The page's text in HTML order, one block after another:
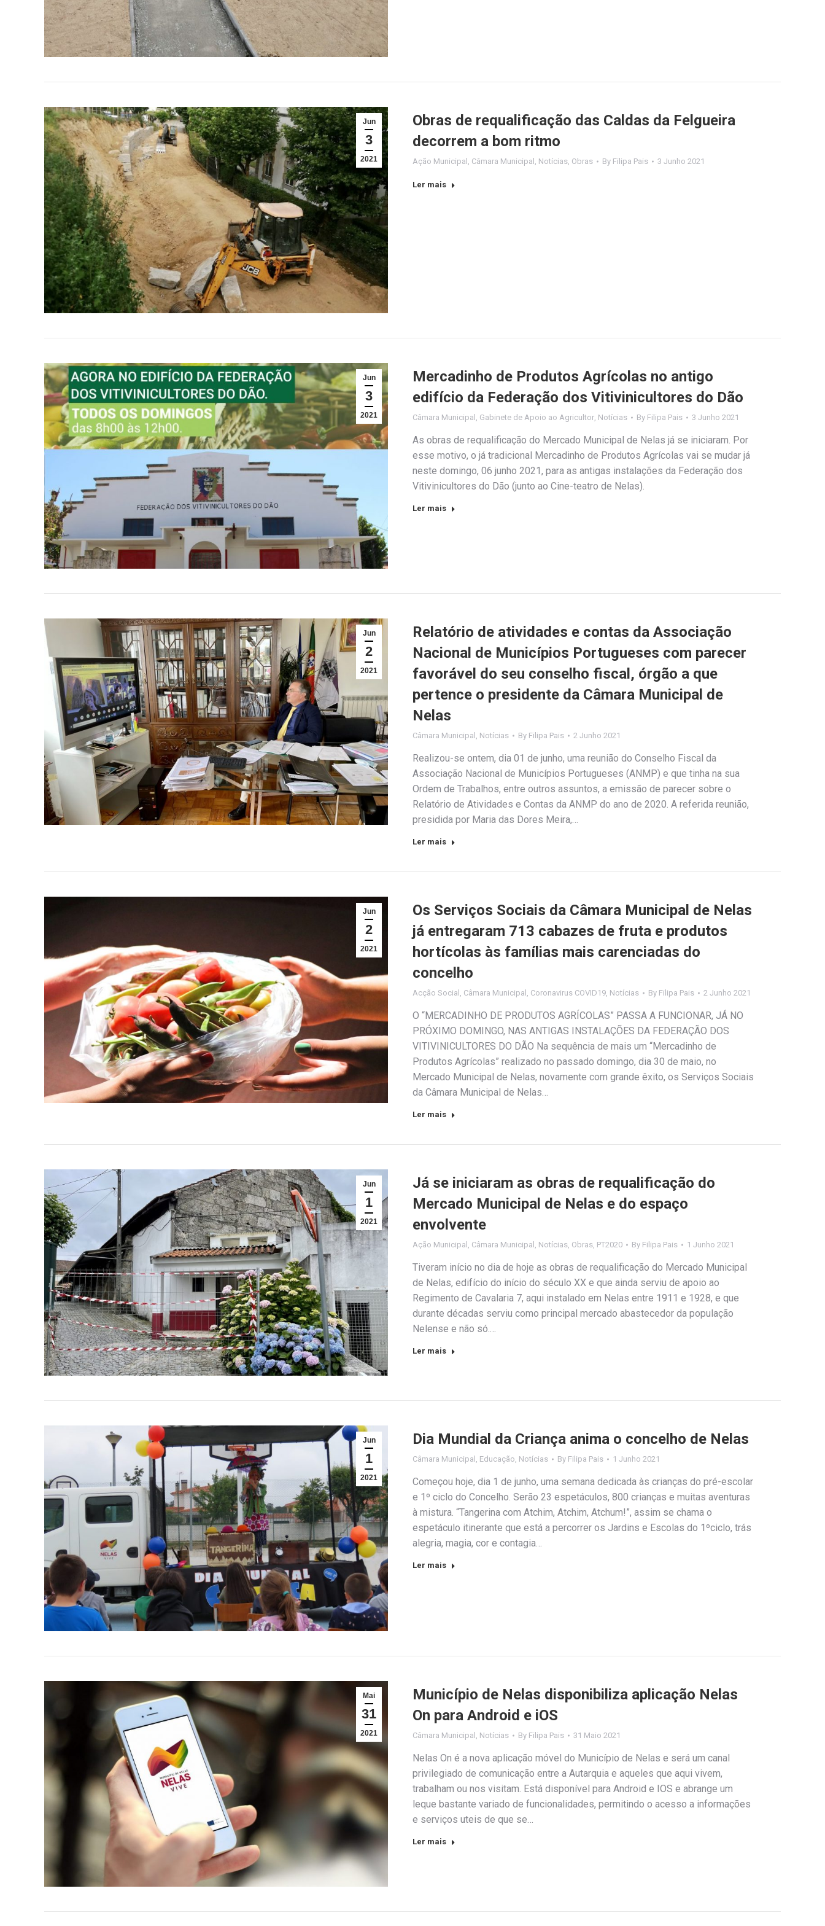
Jun
3
2021
Obras de requalificação das Caldas da Felgueira
decorrem a bom ritmo
Ação Municipal , Câmara Municipal , Notícias, Obras By Filipa Pais 3 Junho 2021
Ler mais
Jun
3
2021
Mercadinho de Produtos Agrícolas no antigo
edifício da Federação dos Vitivinicultores do Dão
Câmara Municipal Gabinete de Apoio ao Agricultor Notícias By Filipa Pais 3 Junho 2021
As obras de requalificação do Mercado Municipal de Nelas já se iniciaram. Por
esse motivo, o já tradicional Mercadinho de Produtos Agrícolas vai se mudar já
neste domingo, 06 junho 2021, para as antigas instalações da Federação dos
Vitivinicultores do Dão (junto ao Cine-teatro de Nelas).
Ler mais
Jun
2
2021
Relatório de atividades e contas da Associação
Nacional de Municípios Portugueses com parecer
favorável do seu conselho fiscal, órgão a que
pertence o presidente da Câmara Municipal de
Nelas
Câmara Municipal , Notícias By Filipa Pais 2 Junho 2021
Realizou-se ontem, dia 01 de junho, uma reunião do Conselho Fiscal da
Associação Nacional de Municípios Portugueses (ANMP) e que tinha na sua
Ordem de Trabalhos, entre outros assuntos, a emissão de parecer sobre o
Relatório de Atividades e Contas da ANMP do ano de 2020. A referida reunião,
presidida por Maria das Dores Meira,…
Ler mais
Jun
2
2021
Os Serviços Sociais da Câmara Municipal de Nelas
já entregaram 713 cabazes de fruta e produtos
hortícolas às famílias mais carenciadas do
concelho
Acção Social , Câmara Municipal , Coronavirus COVID19, Notícias By Filipa Pais 2 Junho 2021
O “MERCADINHO DE PRODUTOS AGRÍCOLAS” PASSA A FUNCIONAR, JÁ NO
PRÓXIMO DOMINGO, NAS ANTIGAS INSTALAÇÕES DA FEDERAÇÃO DOS
VITIVINICULTORES DO DÃO Na sequência de mais um “Mercadinho de
Produtos Agrícolas” realizado no passado domingo, dia 30 de maio, no
Mercado Municipal de Nelas, novamente com grande êxito, os Serviços Sociais
da Câmara Municipal de Nelas…
Ler mais
Jun
1
2021
Já se iniciaram as obras de requalificação do
Mercado Municipal de Nelas e do espaço
envolvente
Ação Municipal , Câmara Municipal , Notícias, Obras, PT2020 By Filipa Pais 1 Junho 2021
Tiveram início no dia de hoje as obras de requalificação do Mercado Municipal
de Nelas, edifício do início do século XX e que ainda serviu de apoio ao
Regimento de Cavalaria 7, aqui instalado em Nelas entre 1911 e 1928, e que
durante décadas serviu como principal mercado abastecedor da população
Nelense e não só.…
Ler mais
Jun
1
2021
Dia Mundial da Criança anima o concelho de Nelas
Câmara Municipal Educação Notícias By Filipa Pais 1 Junho 2021
Começou hoje, dia 1 de junho, uma semana dedicada às crianças do pré-escolar
e 1º ciclo do Concelho. Serão 23 espetáculos, 800 crianças e muitas aventuras
à mistura. “Tangerina com Atchim, Atchim, Atchum!”, assim se chama o
espetáculo itinerante que está a percorrer os Jardins e Escolas do 1ºciclo, trás
alegria, magia, cor e contagia…
Ler mais
Mai
31
2021
Município de Nelas disponibiliza aplicação Nelas
On para Android e iOS
Câmara Municipal , Notícias By Filipa Pais 31 Maio 2021
Nelas On é a nova aplicação móvel do Município de Nelas e será um canal
privilegiado de comunicação entre a Autarquia e aqueles que aqui vivem,
trabalham ou nos visitam. Está disponível para Android e IOS e abrange um
leque bastante variado de funcionalidades, permitindo o acesso a informações
e serviços uteis de que se…
Ler mais